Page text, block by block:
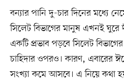
বন্যার পানি দু-চার দিনের মধ্যে
সিলেট বিভাগের মানুষ এখনই ঘুরে
একটি প্রভাব পড়বে সিলেট
চাহিদার ওপরও। কারণ, এবারের
সংখ্যা কমে আসবে। এ নিয়ে কথা